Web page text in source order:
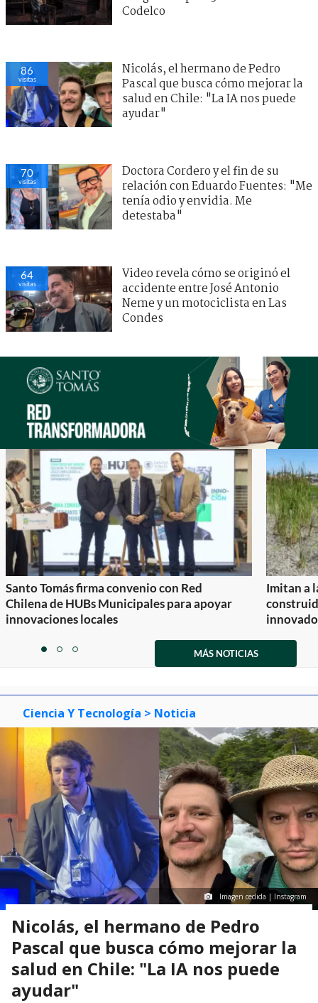
Codelco
86
visitas
Nicolás, el hermano de Pedro
Pascal que busca cómo mejorar la
salud en Chile: "La IA nos puede
ayudar"
70
visitas
Doctora Cordero y el fin de su
relación con Eduardo Fuentes: "Me
tenía odio y envidia. Me
detestaba"
64
visitas
Video revela cómo se originó el
accidente entre José Antonio
Neme y un motociclista en Las
Condes
Santo Tomás firma convenio con Red
Chilena de HUBs Municipales para apoyar
innovaciones locales
Imitan a
itemitemitem
MÁS NOTICIAS
Ciencia Y Tecnología > Noticia
Imagen cedida | Instagram
Nicolás, el hermano de Pedro
Pascal que busca cómo mejorar la
salud en Chile: "La IA nos puede
ayudar"